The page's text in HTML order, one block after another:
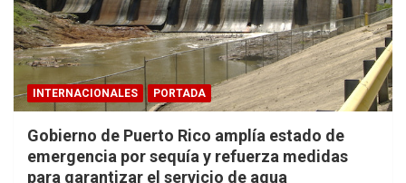
INTERNACIONALES PORTADA
Gobierno de Puerto Rico amplía estado de
emergencia por sequía y refuerza medidas
para garantizar el servicio de agua